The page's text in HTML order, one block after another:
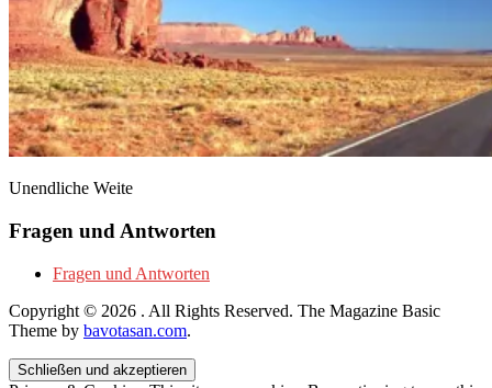
Unendliche Weite
Fragen und Antworten
Fragen und Antworten
Copyright © 2026 . All Rights Reserved. The Magazine Basic
Theme by bavotasan.com.